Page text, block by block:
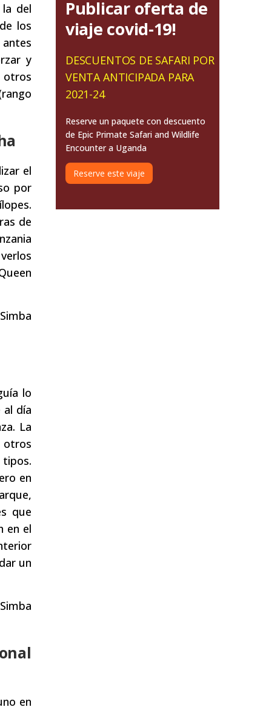
del
los
y
otros
el
por
de
lo
al día
La
en
que
en el
un
en
Publicar oferta de
viaje covid-19!
DESCUENTOS DE SAFARI POR
VENTA ANTICIPADA PARA
2021-24
Reserve un paquete con descuento
de Epic Primate Safari and Wildlife
Encounter a Uganda
Reserve este viaje